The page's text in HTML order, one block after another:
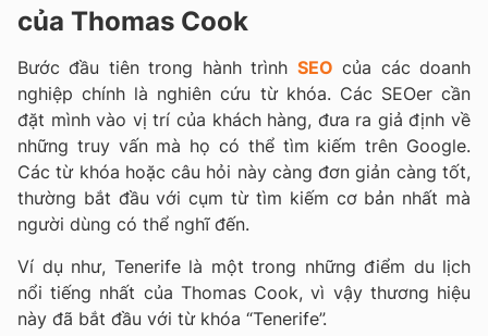
của Thomas Cook
Bước đầu tiên trong hành trình SEO của các doanh
nghiệp chính là nghiên cứu từ khóa. Các SEOer cần
đặt mình vào vị trí của khách hàng, đưa ra giả định về
những truy vấn mà họ có thể tìm kiếm trên Google.
Các từ khóa hoặc câu hỏi này càng đơn giản càng tốt,
thường bắt đầu với cụm từ tìm kiếm cơ bản nhất mà
người dùng có thể nghĩ đến.
Ví dụ như, Tenerife là một trong những điểm du lịch
nổi tiếng nhất của Thomas Cook, vì vậy thương hiệu
này đã bắt đầu với từ khóa “Tenerife”.